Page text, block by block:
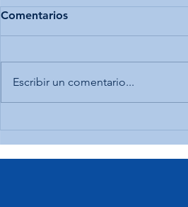
2025: Qué Necesitas
Preparar Desde Ahora
Comentarios
Escribir un comentario...